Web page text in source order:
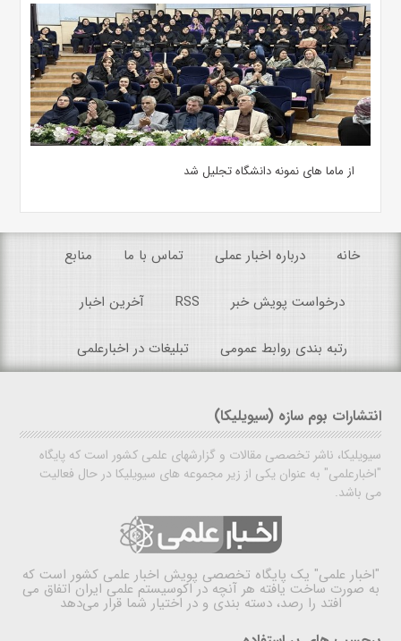
از ماما های نمونه دانشگاه تجلیل شد
خانه درباره اخبار عملی تماس با ما منابع
درخواست پویش خبر RSS آخرین اخبار
رتبه بندی روابط عمومی تبلیغات در اخبارعلمی
انتشارات بوم سازه (سیویلیکا)
سیویلیکا، ناشر تخصصی مقالات و گزارشهای علمی کشور است که پایگاه
"اخبارعلمی" به عنوان یکی از زیر مجموعه های سیویلیکا در حال فعالیت
می باشد.
"اخبار علمی" یک پایگاه تخصصی پویش اخبار علمی کشور است که
به صورت ساخت یافته هر آنچه در اکوسیستم علمی ایران اتفاق می
افتد را رصد، دسته بندی و در اختیار شما قرار می‌دهد